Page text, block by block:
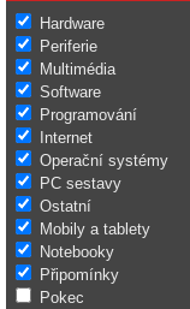
Hardware
Periferie
Multimédia
Software
Programování
Internet
Operační systémy
PC sestavy
Ostatní
Mobily a tablety
Notebooky
Připomínky
Pokec